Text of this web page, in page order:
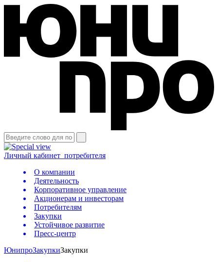
Личный кабинет потребителя
О компании
Деятельность
Корпоративное управление
Акционерам и инвесторам
Потребителям
Закупки
Устойчивое развитие
Пресс-центр
ЮнипроЗакупкиЗакупки